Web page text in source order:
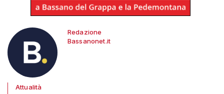
Redazione
Bassanonet.it
Attualità